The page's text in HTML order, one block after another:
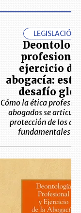
LEGISLACIÓN
ejercicio de
abogacía: este
desafío
Cómo la ética
abogados se articula
protección de los
fundamentales y